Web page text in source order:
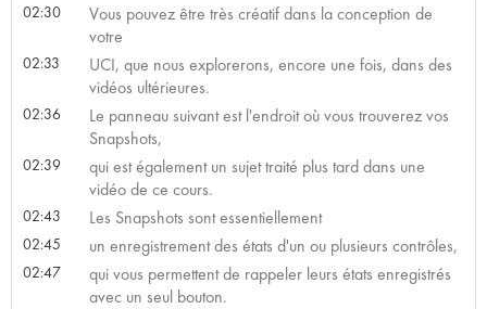
02:30
Vous pouvez être très créatif dans la conception de
votre
02:33
UCI, que nous explorerons, encore une fois, dans des
vidéos ultérieures.
02:36
Le panneau suivant est l'endroit où vous trouverez vos
Snapshots,
02:39
qui est également un sujet traité plus tard dans une
vidéo de ce cours.
02:43 Les Snapshots sont essentiellement
02:45 un enregistrement des états d'un ou plusieurs contrôles,
02:47
qui vous permettent de rappeler leurs états enregistrés
avec un seul bouton.